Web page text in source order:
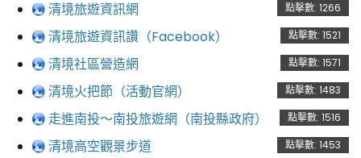
點擊數: 1266
清境旅遊資訊網
點擊數: 1521
清境旅遊資訊讚（Facebook）
點擊數: 1571
清境社區營造網
點擊數: 1483
清境火把節（活動官網）
點擊數: 1516
走進南投～南投旅遊網（南投縣政府）
點擊數: 1453
清境高空觀景步道